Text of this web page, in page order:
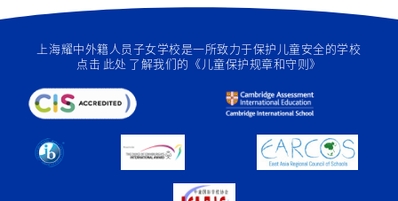
上海耀中外籍人员子女学校是一所致力于保护儿童安全的学校
点击 此处 了解我们的《儿童保护规章和守则》